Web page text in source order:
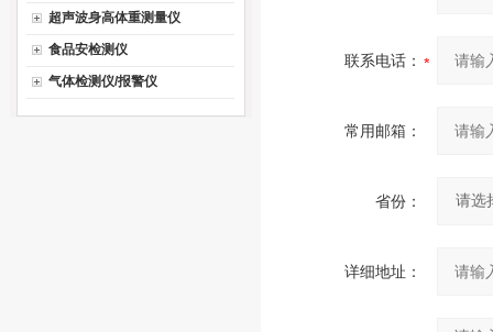
超声波身高体重测量仪
食品安检测仪
气体检测仪/报警仪
联系电话：
常用邮箱：
省份：
详细地址：